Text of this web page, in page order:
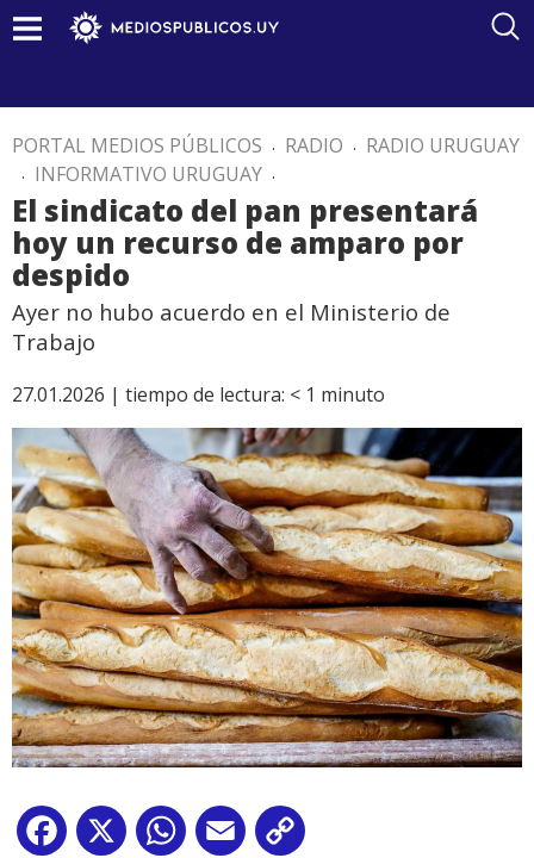
PORTAL MEDIOS PÚBLICOS . RADIO . RADIO URUGUAY
. INFORMATIVO URUGUAY .
El sindicato del pan presentará
hoy un recurso de amparo por
despido
Ayer no hubo acuerdo en el Ministerio de
Trabajo
27.01.2026 | tiempo de lectura: < 1 minuto
Facebook
X WhatsApp
Email